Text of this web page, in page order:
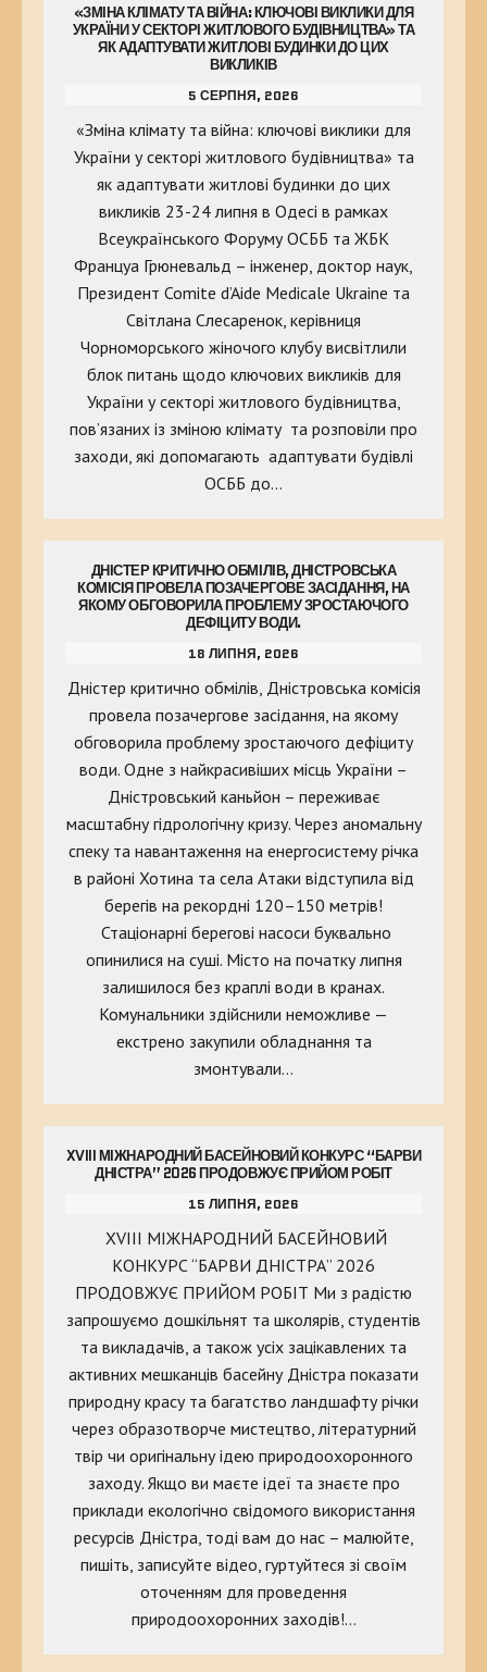
«ЗМІНА КЛІМАТУ ТА ВІЙНА: КЛЮЧОВІ ВИКЛИКИ ДЛЯ
УКРАЇНИ У СЕКТОРІ ЖИТЛОВОГО БУДІВНИЦТВА» ТА
ЯК АДАПТУВАТИ ЖИТЛОВІ БУДИНКИ ДО ЦИХ
ВИКЛИКІВ
5 СЕРПНЯ, 2026
«Зміна клімату та війна: ключові виклики для
України у секторі житлового будівництва» та
як адаптувати житлові будинки до цих
викликів 23-24 липня в Одесі в рамках
Всеукраїнського Форуму ОСББ та ЖБК
Француа Грюневальд – інженер, доктор наук,
Президент Comite d’Aide Medicale Ukraine та
Світлана Слесаренок, керівниця
Чорноморського жіночого клубу висвітлили
блок питань щодо ключових викликів для
України у секторі житлового будівництва,
пов’язаних із зміною клімату та розповіли про
заходи, які допомагають адаптувати будівлі
ОСББ до…
ДНІСТЕР КРИТИЧНО ОБМІЛІВ, ДНІСТРОВСЬКА
КОМІСІЯ ПРОВЕЛА ПОЗАЧЕРГОВЕ ЗАСІДАННЯ, НА
ЯКОМУ ОБГОВОРИЛА ПРОБЛЕМУ ЗРОСТАЮЧОГО
ДЕФІЦИТУ ВОДИ.
18 ЛИПНЯ, 2026
Дністер критично обмілів, Дністровська комісія
провела позачергове засідання, на якому
обговорила проблему зростаючого дефіциту
води. Одне з найкрасивіших місць України –
Дністровський каньйон – переживає
масштабну гідрологічну кризу. Через аномальну
спеку та навантаження на енергосистему річка
в районі Хотина та села Атаки відступила від
берегів на рекордні 120–150 метрів!
Стаціонарні берегові насоси буквально
опинилися на суші. Місто на початку липня
залишилося без краплі води в кранах.
Комунальники здійснили неможливе —
екстрено закупили обладнання та
змонтували…
XVIII МІЖНАРОДНИЙ БАСЕЙНОВИЙ КОНКУРС “БАРВИ
ДНІСТРА” 2026 ПРОДОВЖУЄ ПРИЙОМ РОБІТ
15 ЛИПНЯ, 2026
XVIII МІЖНАРОДНИЙ БАСЕЙНОВИЙ
КОНКУРС “БАРВИ ДНІСТРА” 2026
ПРОДОВЖУЄ ПРИЙОМ РОБІТ Ми з радістю
запрошуємо дошкільнят та школярів, студентів
та викладачів, а також усіх зацікавлених та
активних мешканців басейну Дністра показати
природну красу та багатство ландшафту річки
через образотворче мистецтво, літературний
твір чи оригінальну ідею природоохоронного
заходу. Якщо ви маєте ідеї та знаєте про
приклади екологічно свідомого використання
ресурсів Дністра, тоді вам до нас – малюйте,
пишіть, записуйте відео, гуртуйтеся зі своїм
оточенням для проведення
природоохоронних заходів!…